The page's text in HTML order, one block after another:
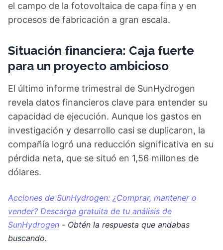
el campo de la fotovoltaica de capa fina y en
procesos de fabricación a gran escala.
Situación financiera: Caja fuerte
para un proyecto ambicioso
El último informe trimestral de SunHydrogen
revela datos financieros clave para entender su
capacidad de ejecución. Aunque los gastos en
investigación y desarrollo casi se duplicaron, la
compañía logró una reducción significativa en su
pérdida neta, que se situó en 1,56 millones de
dólares.
Acciones de SunHydrogen: ¿Comprar, mantener o
vender? Descarga gratuita de tu análisis de
SunHydrogen - Obtén la respuesta que andabas
buscando.